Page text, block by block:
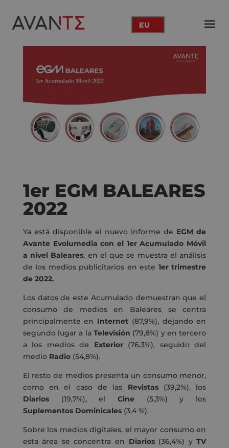
EU
1er EGM BALEARES
2022
Ya está disponible el nuevo informe de EGM de
Avante Evolumedia con el 1er Acumulado Móvil
a nivel Baleares, en el que se muestra el análisis
de los medios publicitarios en este 1er trimestre
de 2022.
Los datos de este Acumulado demuestran que el
consumo de medios en Baleares se centra
principalmente en Internet (87,9%), dejando en
segundo lugar a la Televisión (79,8%) y en tercero
a los medios de Exterior (76,3%), seguido del
medio Radio(54,8%).
El resto de medios presenta un consumo menor,
como en el caso de las Revistas (39,2%), los
Diarios (19,7%), el Cine (5,3%) y los
Suplementos Dominicales (3,4 %).
Sobre los medios digitales, el mayor consumo en
esta área se concentra en Diarios (36,4%) yTV